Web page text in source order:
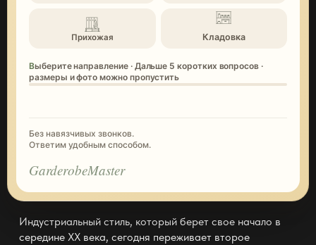
Прихожая Кладовка
Выберите направление · Дальше 5 коротких вопросов ·
размеры и фото можно пропустить
Без навязчивых звонков.
Ответим удобным способом.
GarderobeMaster
Индустриальный стиль, который берет свое начало в
середине XX века, сегодня переживает второе